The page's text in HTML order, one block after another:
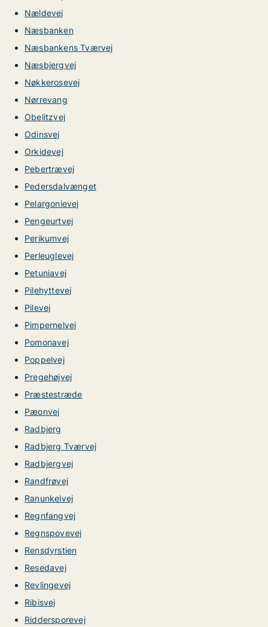
Nældevej
Næsbanken
Næsbankens Tværvej
Næsbjergvej
Nøkkerosevej
Nørrevang
Obelitzvej
Odinsvej
Orkidevej
Pebertrævej
Pedersdalvænget
Pelargonievej
Pengeurtvej
Perikumvej
Perleuglevej
Petuniavej
Pilehyttevej
Pilevej
Pimpernelvej
Pomonavej
Poppelvej
Pregehøjvej
Præstestræde
Pæonvej
Radbjerg
Radbjerg Tværvej
Radbjergvej
Randfrøvej
Ranunkelvej
Regnfangvej
Regnspovevej
Rensdyrstien
Resedavej
Revlingevej
Ribisvej
Riddersporevej